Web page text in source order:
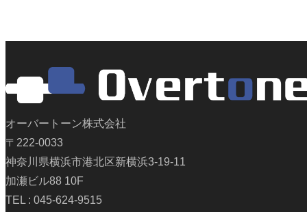
オーバートーン株式会社
〒222-0033
神奈川県横浜市港北区新横浜3-19-11
加瀬ビル88 10F
TEL : 045-624-9515